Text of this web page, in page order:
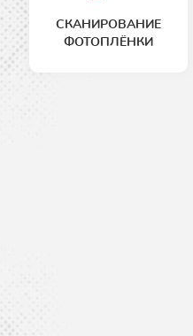
СКАНИРОВАНИЕ
ФОТОПЛЁНКИ